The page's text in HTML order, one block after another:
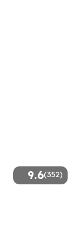
9.6(352)